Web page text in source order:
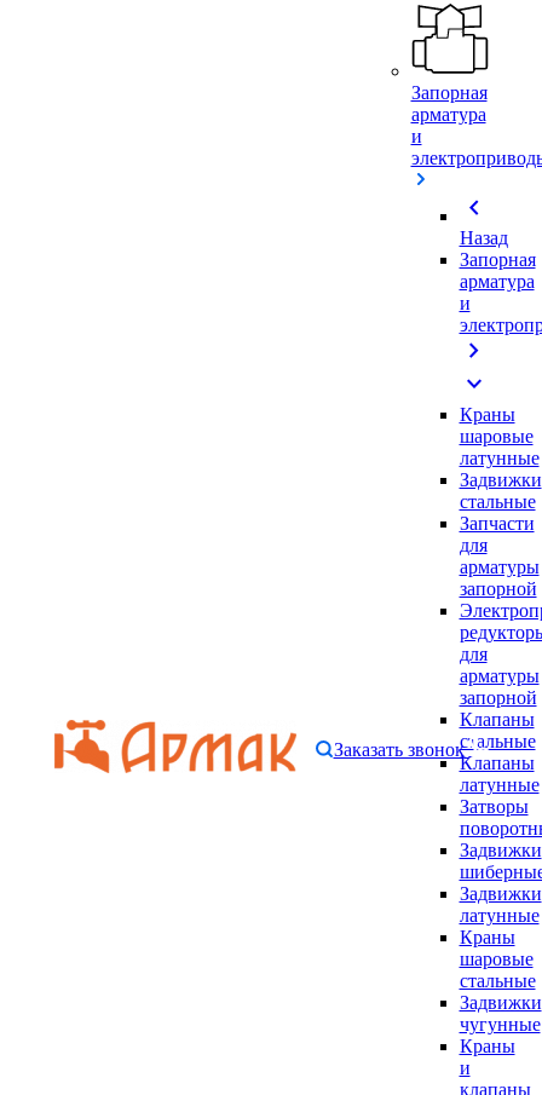
Запорная
арматура
и
chevron_left
Назад
Запорная
арматура
и
chevron_right
expand_more
Краны
шаровые
латунные
Задвижки
стальные
Запчасти
для
арматуры
запорной
для
арматуры
запорной
Клапаны
стальные
Клапаны
латунные
Затворы
Задвижки
Задвижки
латунные
Краны
шаровые
стальные
Задвижки
чугунные
Краны
и
клапаны
Заказать звонок